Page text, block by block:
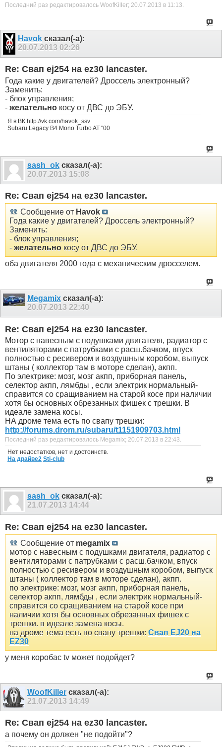
Последний раз редактировалось WoofKiller; 20.07.2013 в 11:13.
Havokсказал(-а):
20.07.2013 02:26
Re: Свап ej254 на ez30 lancaster.
Года какие у двигателей? Дроссель электронный?
Заменить:
- блок управления;
- желательно косу от ДВС до ЭБУ.
Я в ВК http://vk.com/havok_ssv
Subaru Legacy B4 Mono Turbo AT "00
sash_ok сказал(-а):
20.07.2013 15:08
Re: Свап ej254 на ez30 lancaster.
Сообщение от Havok
Года какие у двигателей? Дроссель электронный?
Заменить:
- блок управления;
- желательно косу от ДВС до ЭБУ.
оба двигателя 2000 года с механическим дросселем.
Megamix сказал(-а):
20.07.2013 22:40
Re: Свап ej254 на ez30 lancaster.
Мотор с навесным с подушками двигателя, радиатор с
вентиляторами с патрубками с расш.бачком, впуск
полностью с ресивером и воздушным коробом, выпуск
штаны ( коллектор там в моторе сделан), акпп.
По электрике: мозг, мозг акпп, приборная панель,
селектор акпп, лямбды , если электрик нормальный-
справится со сращиванием на старой косе при наличии
хотя бы основных обрезанных фишек с трешки. В
идеале замена косы.
НА дроме тема есть по свапу трешки:
http://forums.drom.ru/subaru/t1151909703.html
Последний раз редактировалось Megamix; 20.07.2013 в 22:43.
Нет недостатков, нет и достоинств.
На драйве2 Sti-club
sash_ok сказал(-а):
21.07.2013 14:44
Re: Свап ej254 на ez30 lancaster.
Сообщение от megamix
мотор с навесным с подушками двигателя, радиатор с
вентиляторами с патрубками с расш.бачком, впуск
полностью с ресивером и воздушным коробом, выпуск
штаны ( коллектор там в моторе сделан), акпп.
по электрике: мозг, мозг акпп, приборная панель,
селектор акпп, лямбды , если электрик нормальный-
справится со сращиванием на старой косе при
наличии хотя бы основных обрезанных фишек с
трешки. в идеале замена косы.
на дроме тема есть по свапу трешки: Свап EJ20 на
EZ30
у меня коробас tv может подойдет?
WoofKiller сказал(-а):
21.07.2013 14:49
Re: Свап ej254 на ez30 lancaster.
а почему он должен "не подойти"?